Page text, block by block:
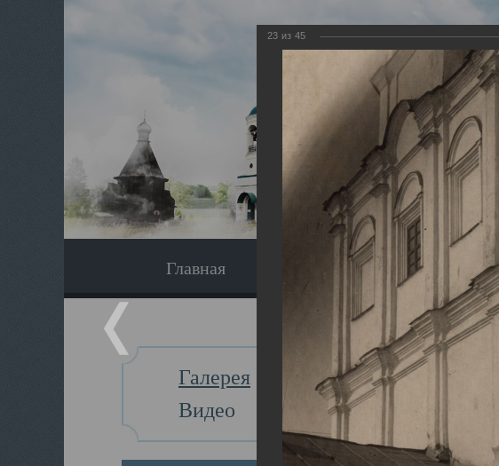
Главная Экскурсия
Галерея
Видео
Главная
23 из 45